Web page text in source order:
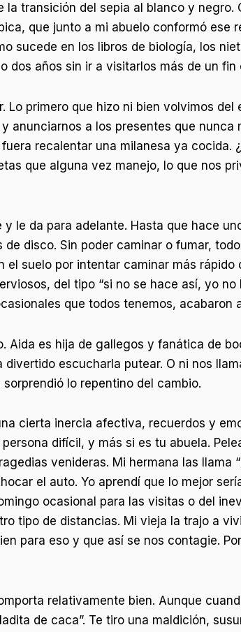
la transición del sepia al blanco y
que junto a mi abuelo conformó ese
sucede en los libros de biología, los
dos años sin ir a visitarlos más de un fin
Lo primero que hizo ni bien volvimos
anunciarnos a los presentes que
recalentar una milanesa ya cocida.
que alguna vez manejo, lo que nos
le da para adelante. Hasta que hace
disco. Sin poder caminar o fumar,
el suelo por intentar caminar más
del tipo “si no se hace así, yo
que todos tenemos, acabaron
Aida es hija de gallegos y fanática de
escucharla putear. O ni nos
lo repentino del cambio.
cierta inercia afectiva, recuerdos y
difícil, y más si es tu abuela.
venideras. Mi hermana las llama
el auto. Yo aprendí que lo mejor
ocasional para las visitas o del
tipo de distancias. Mi vieja la trajo a
para eso y que así se nos contagie.
relativamente bien. Aunque
de caca”. Te tiro una maldición,